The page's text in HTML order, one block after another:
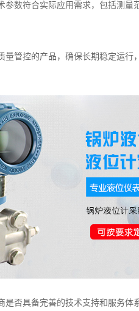
数符合实际应用需求，包括测量
管控的产品，确保长期稳定运行
否具备完善的技术支持和服务体